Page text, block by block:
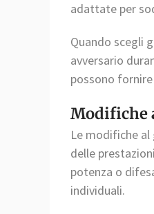
adattate per
Quando scegli
avversario
possono
Modifiche
Le modifiche
delle
potenza o
individuali.